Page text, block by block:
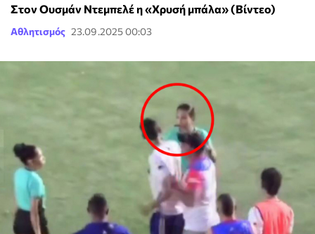
Στον Ουσμάν Ντεμπελέ η «Χρυσή μπάλα» (Βίντεο)
Αθλητισμός 23.09.2025 00:03